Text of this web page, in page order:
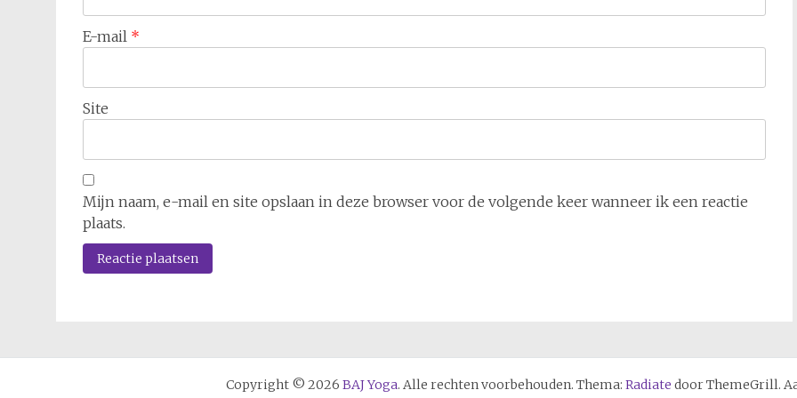
E-mail *
Site
Mijn naam, e-mail en site opslaan in deze browser voor de volgende keer wanneer ik een reactie
plaats.
Copyright © 2026 BAJ Yoga. Alle rechten voorbehouden. Thema: Radiate door ThemeGrill.